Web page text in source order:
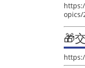
opics/
🎁